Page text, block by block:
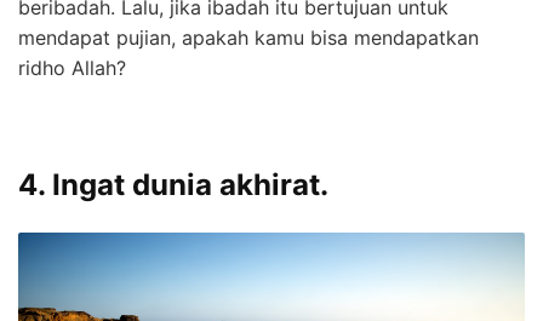
beribadah. Lalu, jika ibadah itu bertujuan untuk
mendapat pujian, apakah kamu bisa mendapatkan
ridho Allah?
4. Ingat dunia akhirat.